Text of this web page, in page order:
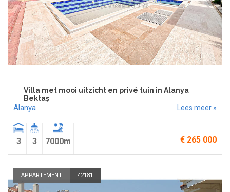
Villa met mooi uitzicht en privé tuin in Alanya
Bektaş
Alanya Lees meer »
3 3 7000m € 265 000
APPARTEMENT 42181